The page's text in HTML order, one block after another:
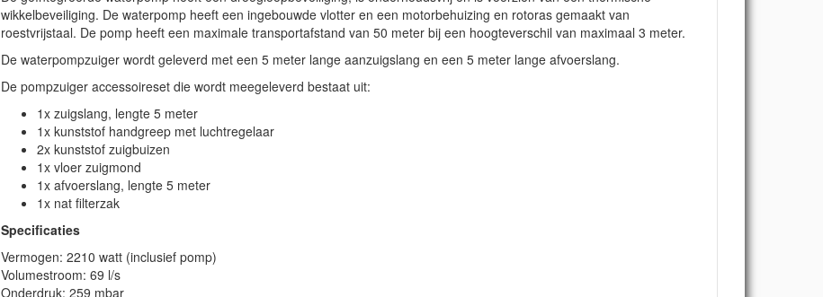
wikkelbeveiliging. De waterpomp heeft een ingebouwde vlotter en een motorbehuizing en rotoras gemaakt van
roestvrijstaal. De pomp heeft een maximale transportafstand van 50 meter bij een hoogteverschil van maximaal 3 meter.
De waterpompzuiger wordt geleverd met een 5 meter lange aanzuigslang en een 5 meter lange afvoerslang.
De pompzuiger accessoireset die wordt meegeleverd bestaat uit:
1x zuigslang, lengte 5 meter
1x kunststof handgreep met luchtregelaar
2x kunststof zuigbuizen
1x vloer zuigmond
1x afvoerslang, lengte 5 meter
1x nat filterzak
Specificaties
Vermogen: 2210 watt (inclusief pomp)
Volumestroom: 69 l/s
Onderdruk: 259 mbar